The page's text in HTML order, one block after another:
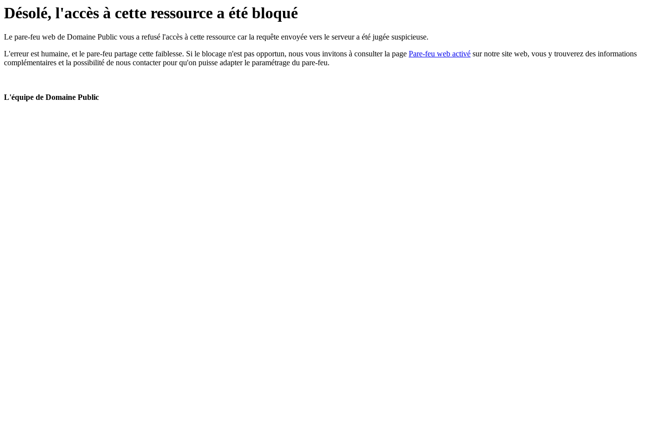
Désolé, l'accès à cette ressource a été bloqué
Le pare-feu web de Domaine Public vous a refusé l'accès à cette ressource car la requête envoyée vers le serveur a été jugée suspicieuse.
L'erreur est humaine, et le pare-feu partage cette faiblesse. Si le blocage n'est pas opportun, nous vous invitons à consulter la page Pare-feu web activé sur notre site web, vous y trouverez des informations
complémentaires et la possibilité de nous contacter pour qu'on puisse adapter le paramétrage du pare-feu.
L'équipe de Domaine Public